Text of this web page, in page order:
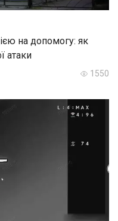
на допомогу: як
атаки
1550